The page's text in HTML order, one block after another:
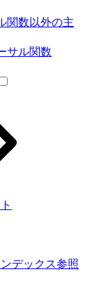
関数以外の主
サル関数
デックス参照